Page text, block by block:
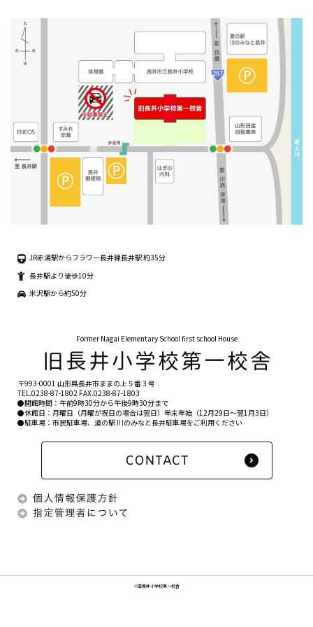
JR赤湯駅からフラワー長井線長井駅 約35分
長井駅より徒歩10分
米沢駅から約50分
Former Nagai Elementary School first school House
〒993-0001 山形県長井市ままの上５番３号
TEL.0238-87-1802 FAX.0238-87-1803
●開館時間：午前9時30分から午後9時30分まで
●休館日：月曜日（月曜が祝日の場合は翌日）年末年始（12月29日〜翌1月3日）
●駐車場：市民駐車場、道の駅 川のみなと長井駐車場をご利用ください
©旧長井小学校第一校舎